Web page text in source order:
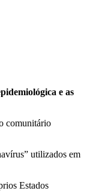
e as
comunitário
utilizados em
Estados